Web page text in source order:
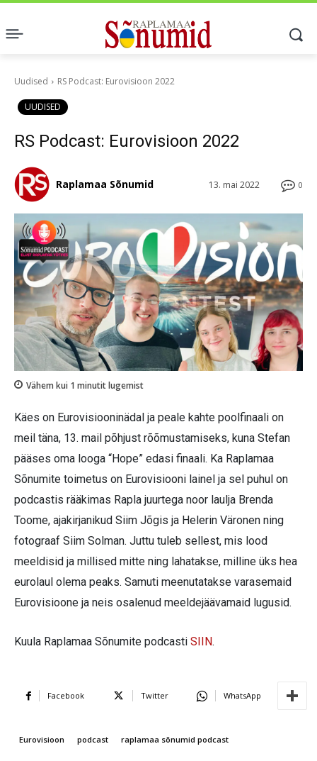
Uudised RS Podcast: Eurovisioon 2022
UUDISED
RS Podcast: Eurovisioon 2022
0
13. mai 2022
Raplamaa Sõnumid
Vähem kui 1 minutit lugemist
Käes on Eurovisiooninädal ja peale kahte poolfinaali on
meil täna, 13. mail põhjust rõõmustamiseks, kuna Stefan
pääses oma looga “Hope” edasi finaali. Ka Raplamaa
Sõnumite toimetus on Eurovisiooni lainel ja sel puhul on
podcastis rääkimas Rapla juurtega noor laulja Brenda
Toome, ajakirjanikud Siim Jõgis ja Helerin Väronen ning
fotograaf Siim Solman. Juttu tuleb sellest, mis lood
meeldisid ja millised mitte ning lahatakse, milline üks hea
eurolaul olema peaks. Samuti meenutatakse varasemaid
Eurovisioone ja neis osalenud meeldejäävamaid lugusid.
Kuula Raplamaa Sõnumite podcasti SIIN.
Facebook Twitter WhatsApp
Eurovisioon podcast raplamaa sõnumid podcast